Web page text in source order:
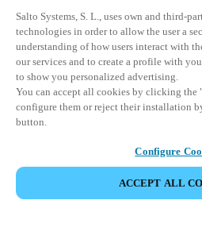
Salto Systems, S. L., uses own and third-
technologies in order to allow the user a
understanding of how users interact with
our services and to create a profile with
to show you personalized advertising.
You can accept all cookies by clicking the
configure them or reject their installation
button.
Configure
ACCEPT ALL